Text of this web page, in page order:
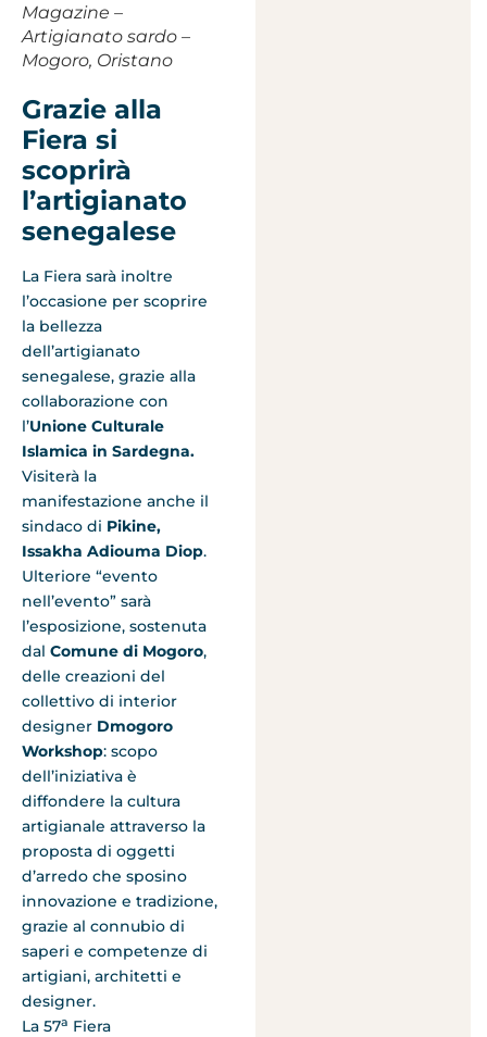
Magazine –
Artigianato sardo –
Mogoro, Oristano
Grazie alla
Fiera si
scoprirà
l’artigianato
senegalese
La Fiera sarà inoltre
l’occasione per scoprire
la bellezza
dell’artigianato
senegalese, grazie alla
collaborazione con
l’Unione Culturale
Islamica in Sardegna.
Visiterà la
manifestazione anche il
sindaco di Pikine,
Issakha Adiouma Diop.
Ulteriore “evento
nell’evento” sarà
l’esposizione, sostenuta
dal Comune di Mogoro,
delle creazioni del
collettivo di interior
designer Dmogoro
Workshop: scopo
dell’iniziativa è
diffondere la cultura
artigianale attraverso la
proposta di oggetti
d’arredo che sposino
innovazione e tradizione,
grazie al connubio di
saperi e competenze di
artigiani, architetti e
designer.
La 57a Fiera